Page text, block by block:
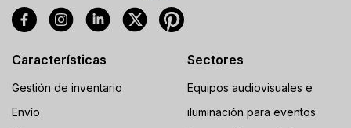
Características
Gestión de inventario
Envío
Sectores
Equipos audiovisuales e
iluminación para eventos